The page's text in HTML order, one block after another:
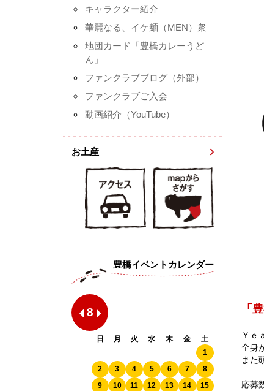
「
Ｙｅ
全身
また
応募
キャラクター紹介
華麗なる、イケ麺（MEN）衆
地団カード「豊橋カレーうど
ん」
ファンクラブブログ（外部）
ファンクラブご入会
動画紹介（YouTube）
お土産
豊橋イベントカレンダー
8
日 月 火 水 木 金
土
1
2
3 4 5 6 7
8
9
10 11 12 13 14
15